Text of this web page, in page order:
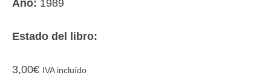
Año: 1989
Estado del libro:
3,00€ IVA incluído